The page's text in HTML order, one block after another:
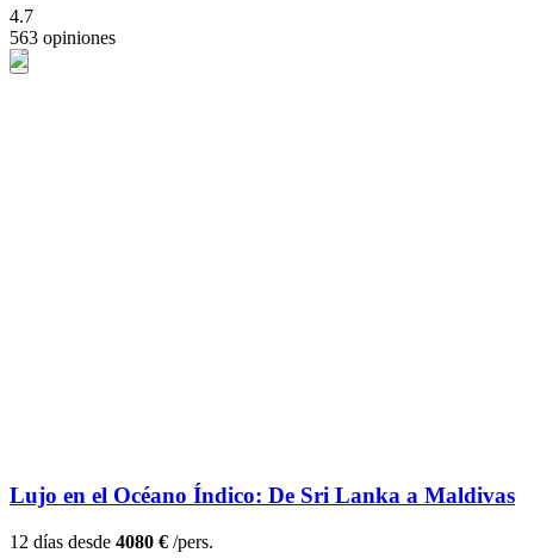
4.7
563 opiniones
Lujo en el Océano Índico: De Sri Lanka a Maldivas
12 días desde 4080 € /pers.